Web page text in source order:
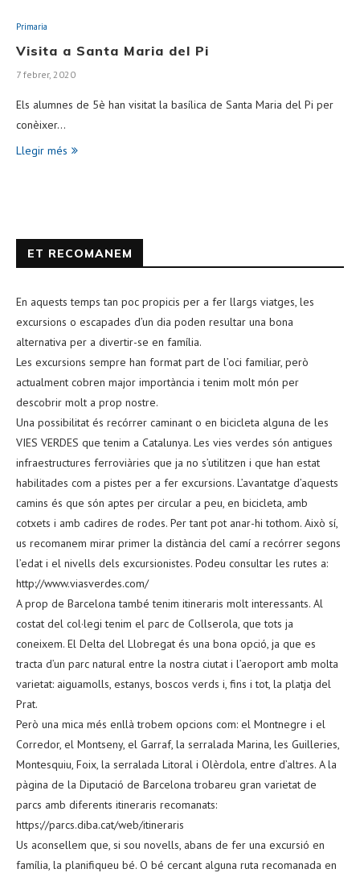
Primaria
Visita a Santa Maria del Pi
7 febrer, 2020
Els alumnes de 5è han visitat la basílica de Santa Maria del Pi per
conèixer…
Llegir més
ET RECOMANEM
En aquests temps tan poc propicis per a fer llargs viatges, les
excursions o escapades d’un dia poden resultar una bona
alternativa per a divertir-se en família.
Les excursions sempre han format part de l’oci familiar, però
actualment cobren major importància i tenim molt món per
descobrir molt a prop nostre.
Una possibilitat és recórrer caminant o en bicicleta alguna de les
VIES VERDES que tenim a Catalunya. Les vies verdes són antigues
infraestructures ferroviàries que ja no s’utilitzen i que han estat
habilitades com a pistes per a fer excursions. L’avantatge d’aquests
camins és que són aptes per circular a peu, en bicicleta, amb
cotxets i amb cadires de rodes. Per tant pot anar-hi tothom. Això sí,
us recomanem mirar primer la distància del camí a recórrer segons
l’edat i el nivells dels excursionistes. Podeu consultar les rutes a:
http://www.viasverdes.com/
A prop de Barcelona també tenim itineraris molt interessants. Al
costat del col·legi tenim el parc de Collserola, que tots ja
coneixem. El Delta del Llobregat és una bona opció, ja que es
tracta d’un parc natural entre la nostra ciutat i l’aeroport amb molta
varietat: aiguamolls, estanys, boscos verds i, fins i tot, la platja del
Prat.
Però una mica més enllà trobem opcions com: el Montnegre i el
Corredor, el Montseny, el Garraf, la serralada Marina, les Guilleries,
Montesquiu, Foix, la serralada Litoral i Olèrdola, entre d’altres. A la
pàgina de la Diputació de Barcelona trobareu gran varietat de
parcs amb diferents itineraris recomanats:
https://parcs.diba.cat/web/itineraris
Us aconsellem que, si sou novells, abans de fer una excursió en
família, la planifiqueu bé. O bé cercant alguna ruta recomanada en